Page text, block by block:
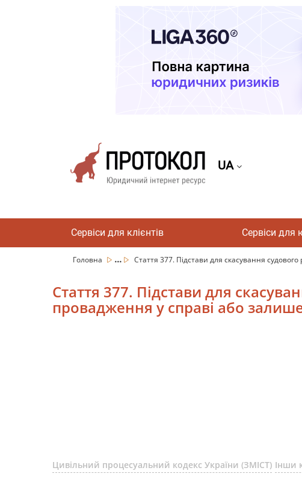
UA
Сервіси для клієнтів Сервіси для
Головна ... Стаття 377. Підстави для скасування судового
Стаття 377. Підстави для
провадження у справі або
Цивільний процесуальний кодекс України (ЗМІСТ) Інши